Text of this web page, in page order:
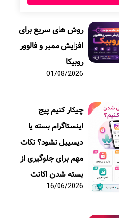
روش های سریع برای
افزایش ممبر و فالوور
روبیکا
01/08/2026
چیکار کنیم پیج
اینستاگرام بسته یا
دیسیبل نشود؟ نکات
مهم برای جلوگیری از
بسته شدن اکانت
16/06/2026